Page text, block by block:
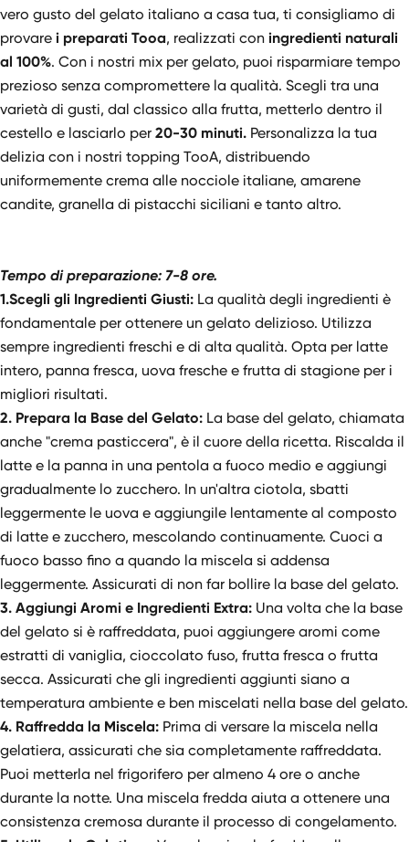
vero gusto del gelato italiano a casa tua, ti consigliamo di
provare i preparati Tooa, realizzati con ingredienti naturali
al 100%. Con i nostri mix per gelato, puoi risparmiare tempo
prezioso senza compromettere la qualità. Scegli tra una
varietà di gusti, dal classico alla frutta, metterlo dentro il
cestello e lasciarlo per 20-30 minuti. Personalizza la tua
delizia con i nostri topping TooA, distribuendo
uniformemente crema alle nocciole italiane, amarene
candite, granella di pistacchi siciliani e tanto altro.
Tempo di preparazione: 7-8 ore.
1.Scegli gli Ingredienti Giusti: La qualità degli ingredienti è
fondamentale per ottenere un gelato delizioso. Utilizza
sempre ingredienti freschi e di alta qualità. Opta per latte
intero, panna fresca, uova fresche e frutta di stagione per i
migliori risultati.
2. Prepara la Base del Gelato: La base del gelato, chiamata
anche "crema pasticcera", è il cuore della ricetta. Riscalda il
latte e la panna in una pentola a fuoco medio e aggiungi
gradualmente lo zucchero. In un'altra ciotola, sbatti
leggermente le uova e aggiungile lentamente al composto
di latte e zucchero, mescolando continuamente. Cuoci a
fuoco basso fino a quando la miscela si addensa
leggermente. Assicurati di non far bollire la base del gelato.
3. Aggiungi Aromi e Ingredienti Extra: Una volta che la base
del gelato si è raffreddata, puoi aggiungere aromi come
estratti di vaniglia, cioccolato fuso, frutta fresca o frutta
secca. Assicurati che gli ingredienti aggiunti siano a
temperatura ambiente e ben miscelati nella base del gelato.
4. Raffredda la Miscela: Prima di versare la miscela nella
gelatiera, assicurati che sia completamente raffreddata.
Puoi metterla nel frigorifero per almeno 4 ore o anche
durante la notte. Una miscela fredda aiuta a ottenere una
consistenza cremosa durante il processo di congelamento.